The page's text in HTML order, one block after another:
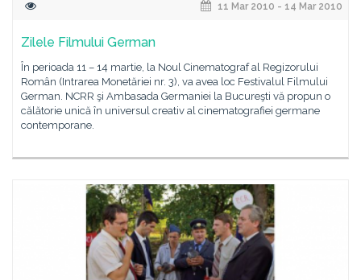
11 Mar 2010 - 14 Mar 2010
Zilele Filmului German
În perioada 11 – 14 martie, la Noul Cinematograf al Regizorului
Român (Intrarea Monetăriei nr. 3), va avea loc Festivalul Filmului
German. NCRR şi Ambasada Germaniei la Bucureşti vă propun o
călătorie unică în universul creativ al cinematografiei germane
contemporane.